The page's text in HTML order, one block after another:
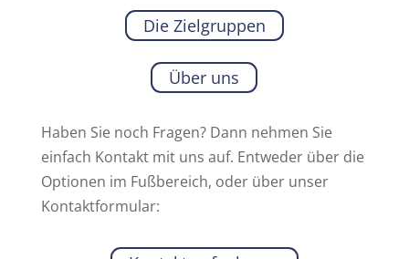
Die Zielgruppen
Über uns
Haben Sie noch Fragen? Dann nehmen Sie
einfach Kontakt mit uns auf. Entweder über die
Optionen im Fußbereich, oder über unser
Kontaktformular: